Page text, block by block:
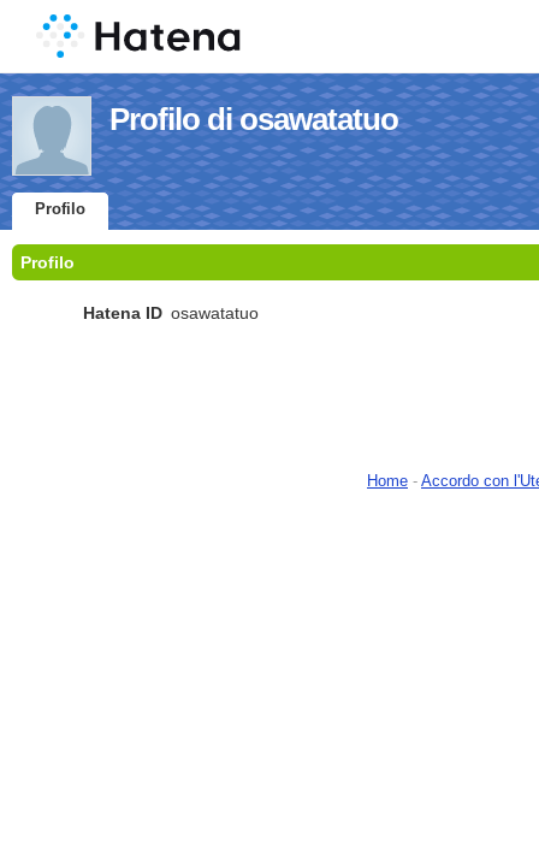
Profilo di osawatatuo
Profilo
Profilo
Hatena ID osawatatuo
Home - Accordo con